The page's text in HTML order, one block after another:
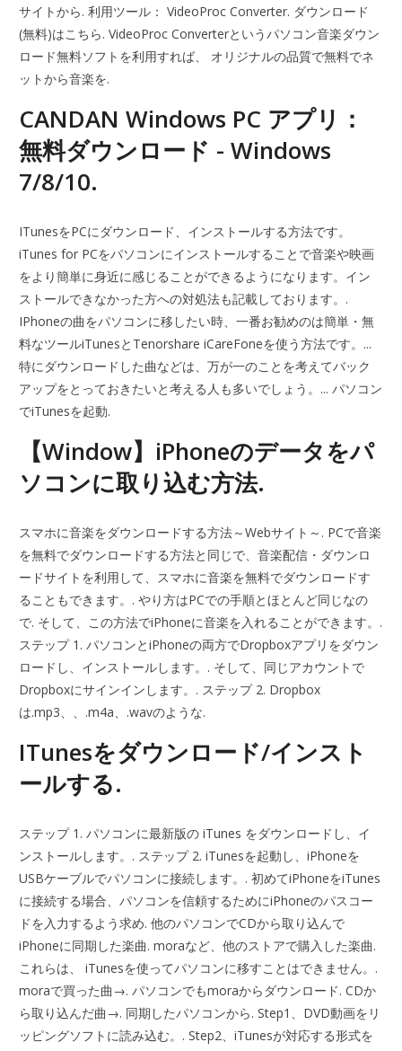
サイトから. 利用ツール： VideoProc Converter. ダウンロード
(無料)はこちら. VideoProc Converterというパソコン音楽ダウン
ロード無料ソフトを利用すれば、 オリジナルの品質で無料でネ
ットから音楽を.
CANDAN Windows PC アプリ：
無料ダウンロード - Windows
7/8/10.
ITunesをPCにダウンロード、インストールする方法です。
iTunes for PCをパソコンにインストールすることで音楽や映画
をより簡単に身近に感じることができるようになります。イン
ストールできなかった方への対処法も記載しております。.
IPhoneの曲をパソコンに移したい時、一番お勧めのは簡単・無
料なツールiTunesとTenorshare iCareFoneを使う方法です。...
特にダウンロードした曲などは、万が一のことを考えてバック
アップをとっておきたいと考える人も多いでしょう。... パソコン
でiTunesを起動.
【Window】iPhoneのデータをパ
ソコンに取り込む方法.
スマホに音楽をダウンロードする方法～Webサイト～. PCで音楽
を無料でダウンロードする方法と同じで、音楽配信・ダウンロ
ードサイトを利用して、スマホに音楽を無料でダウンロードす
ることもできます。. やり方はPCでの手順とほとんど同じなの
で. そして、この方法でiPhoneに音楽を入れることができます。.
ステップ 1. パソコンとiPhoneの両方でDropboxアプリをダウン
ロードし、インストールします。. そして、同じアカウントで
Dropboxにサインインします。. ステップ 2. Dropbox
は.mp3、、.m4a、.wavのような.
ITunesをダウンロード/インスト
ールする.
ステップ 1. パソコンに最新版の iTunes をダウンロードし、イ
ンストールします。. ステップ 2. iTunesを起動し、iPhoneを
USBケーブルでパソコンに接続します。. 初めてiPhoneをiTunes
に接続する場合、パソコンを信頼するためにiPhoneのパスコー
ドを入力するよう求め. 他のパソコンでCDから取り込んで
iPhoneに同期した楽曲. moraなど、他のストアで購入した楽曲.
これらは、 iTunesを使ってパソコンに移すことはできません。.
moraで買った曲→. パソコンでもmoraからダウンロード. CDか
ら取り込んだ曲→. 同期したパソコンから. Step1、DVD動画をリ
ッピングソフトに読み込む。. Step2、iTunesが対応する形式を